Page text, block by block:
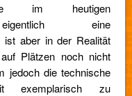
im heutigen
eigentlich eine
ist aber in der Realität
Plätzen noch nicht
jedoch die technische
exemplarisch zu